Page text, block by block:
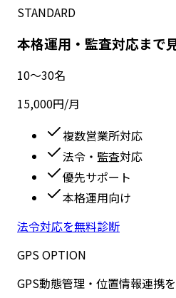
STANDARD
本格運用・監査対応まで
10〜30名
15,000円/月
複数営業所対応
法令・監査対応
優先サポート
本格運用向け
法令対応を無料診断
GPS OPTION
GPS動態管理・位置情報連携